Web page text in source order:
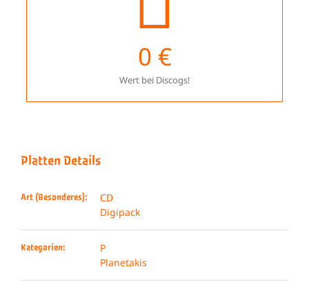
0 €
Wert bei Discogs!
Platten Details
Art (Besonderes):
CD
Digipack
Kategorien:
P
Planetakis